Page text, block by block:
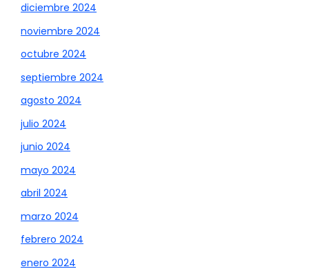
diciembre 2024
noviembre 2024
octubre 2024
septiembre 2024
agosto 2024
julio 2024
junio 2024
mayo 2024
abril 2024
marzo 2024
febrero 2024
enero 2024